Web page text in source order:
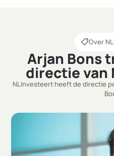
Over
Arjan Bons
directie van
NLInvesteert heeft de directie